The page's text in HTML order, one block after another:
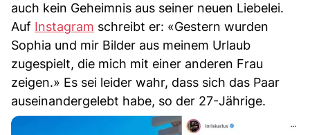
auch kein Geheimnis aus seiner neuen Liebelei.
Auf Instagram schreibt er: «Gestern wurden
Sophia und mir Bilder aus meinem Urlaub
zugespielt, die mich mit einer anderen Frau
zeigen.» Es sei leider wahr, dass sich das Paar
auseinandergelebt habe, so der 27-Jährige.